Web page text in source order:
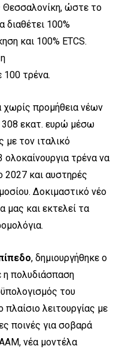
Θεσσαλονίκη, ώστε το
διαθέτει 100%
και 100% ETCS.
100 τρένα.
χωρίς προμήθεια νέων
308 εκατ. ευρώ μέσω
τον ιταλικό
τρένα να
2027 και αυστηρές
Δοκιμαστικό νέο
μας και εκτελεί τα
, δημιουργήθηκε ο
η πολυδιάσπαση
του
λειτουργίας με
ποινές για σοβαρά
νέα μοντέλα